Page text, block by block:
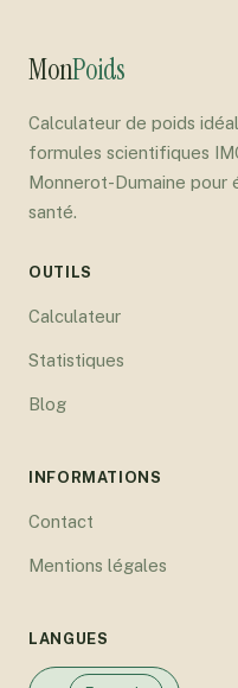
MonPoids
Calculateur de poids
formules scientifiques
Monnerot-Dumaine pour
santé.
OUTILS
Calculateur
Statistiques
Blog
INFORMATIONS
Contact
Mentions légales
LANGUES